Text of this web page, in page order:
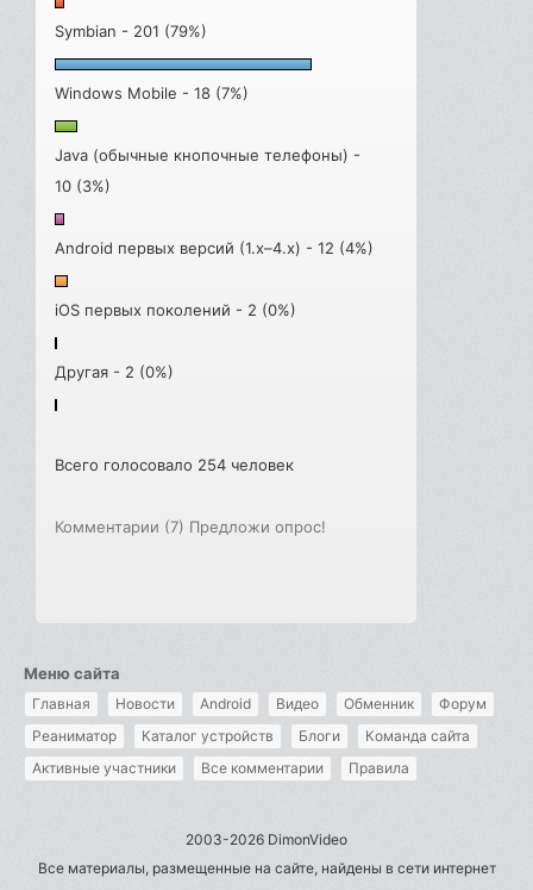
Symbian - 201 (79%)
Windows Mobile - 18 (7%)
Java (обычные кнопочные телефоны) -
10 (3%)
Android первых версий (1.x–4.x) - 12 (4%)
iOS первых поколений - 2 (0%)
Другая - 2 (0%)
Всего голосовало 254 человек
Комментарии (7) Предложи опрос!
Меню сайта
Главная Новости Android Видео Обменник
Форум
Реаниматор
Каталог устройств Блоги
Команда сайта
Активные участники
Все комментарии Правила
2003-2026 DimonVideo
Все материалы, размещенные на сайте, найдены в сети интернет